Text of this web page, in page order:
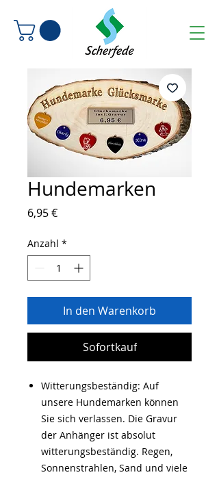
Hundemarken
6,95 €Preis
Anzahl *
In den Warenkorb
Sofortkauf
Witterungsbeständig: Auf
unsere Hundemarken können
Sie sich verlassen. Die Gravur
der Anhänger ist absolut
witterungsbeständig. Regen,
Sonnenstrahlen, Sand und viele